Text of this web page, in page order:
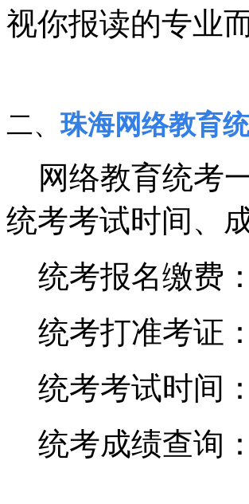
视你报读的专业而
二、珠海网络教育
网络教育统考
统考考试时间、
统考报名缴费
统考打准考证
统考考试时间
统考成绩查询